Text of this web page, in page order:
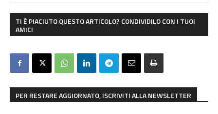
TI È PIACIUTO QUESTO ARTICOLO? CONDIVIDILO CON I TUOI
AMICI
PER RESTARE AGGIORNATO, ISCRIVITI ALLA NEWSLETTER